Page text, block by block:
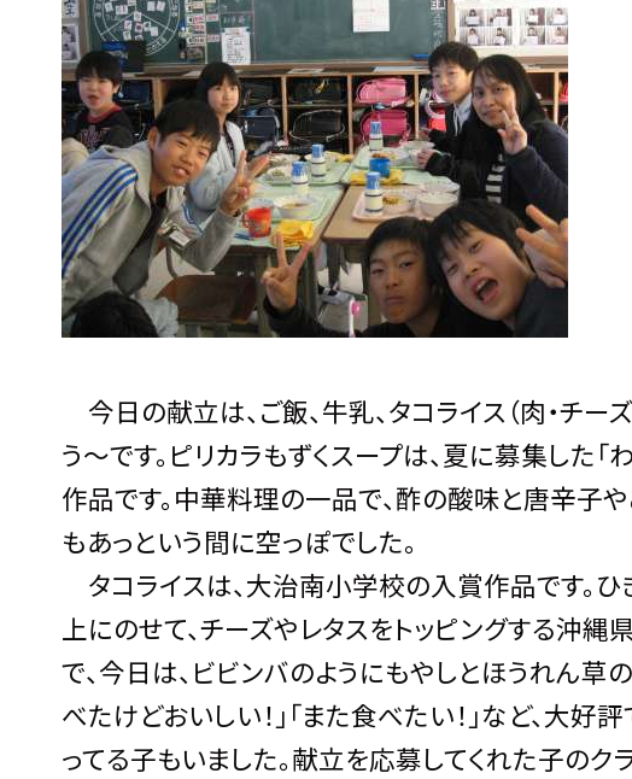
今日の献立は、ご飯、牛乳、タコライス（肉・チー
う〜です。ピリカラもずくスープは、夏に募集した
作品です。中華料理の一品で、酢の酸味と唐辛子
もあっという間に空っぽでした。
タコライスは、大治南小学校の入賞作品です。
上にのせて、チーズやレタスをトッピングする沖
で、今日は、ビビンバのようにもやしとほうれん草
べたけどおいしい！」「また食べたい！」など、大好
ってる子もいました。献立を応募してくれた子の